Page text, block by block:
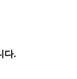
다.